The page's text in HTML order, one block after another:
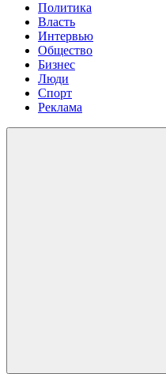
Политика
Власть
Интервью
Общество
Бизнес
Люди
Спорт
Реклама